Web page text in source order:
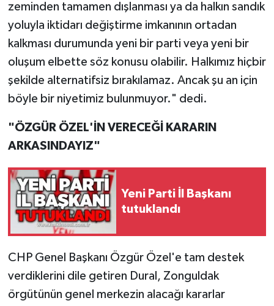
zeminden tamamen dışlanması ya da halkın sandık
yoluyla iktidarı değiştirme imkanının ortadan
kalkması durumunda yeni bir parti veya yeni bir
oluşum elbette söz konusu olabilir. Halkımız hiçbir
şekilde alternatifsiz bırakılamaz. Ancak şu an için
böyle bir niyetimiz bulunmuyor." dedi.
"ÖZGÜR ÖZEL'İN VERECEĞİ KARARIN
ARKASINDAYIZ"
Yeni Parti İl Başkanı
tutuklandı
CHP Genel Başkanı Özgür Özel'e tam destek
verdiklerini dile getiren Dural, Zonguldak
örgütünün genel merkezin alacağı kararlar
Sağlık
SİYASET
Spor
Yaşam